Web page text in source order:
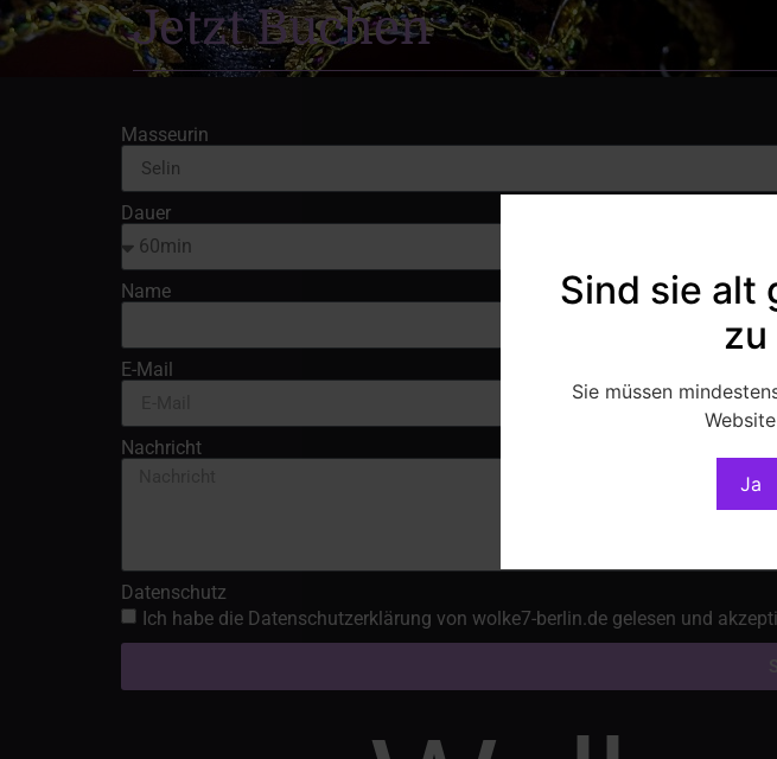
Sind sie alt
zu
Sie müssen
Ja
Jetzt Buchen
Masseurin
Dauer
Name
E-Mail
Nachricht
Datenschutz
Ich habe die Datenschutzerklärung von wolke7-berlin.de gelesen und